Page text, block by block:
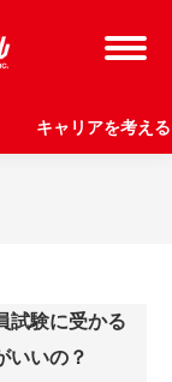
キャリアを考える
試験に受かる
いいの？